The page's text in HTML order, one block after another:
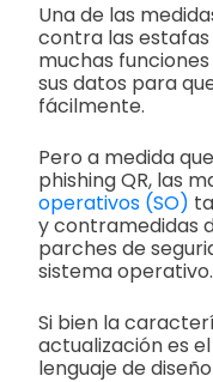
Una de las
contra las estafas
muchas
sus datos para
fácilmente.
Pero a medida
phishing QR, las
operativos (SO)
y contramedidas
parches de
sistema operativo.
Si bien la
actualización es
lenguaje de